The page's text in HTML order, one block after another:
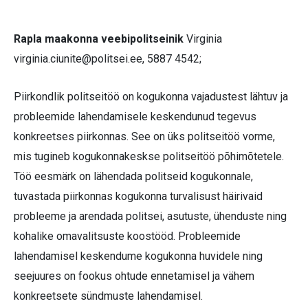
Rapla maakonna veebipolitseinik Virginia
virginia.ciunite@politsei.ee, 5887 4542;
Piirkondlik politseitöö on kogukonna vajadustest lähtuv ja
probleemide lahendamisele keskendunud tegevus
konkreetses piirkonnas. See on üks politseitöö vorme,
mis tugineb kogukonnakeskse politseitöö põhimõtetele.
Töö eesmärk on lähendada politseid kogukonnale,
tuvastada piirkonnas kogukonna turvalisust häirivaid
probleeme ja arendada politsei, asutuste, ühenduste ning
kohalike omavalitsuste koostööd. Probleemide
lahendamisel keskendume kogukonna huvidele ning
seejuures on fookus ohtude ennetamisel ja vähem
konkreetsete sündmuste lahendamisel.